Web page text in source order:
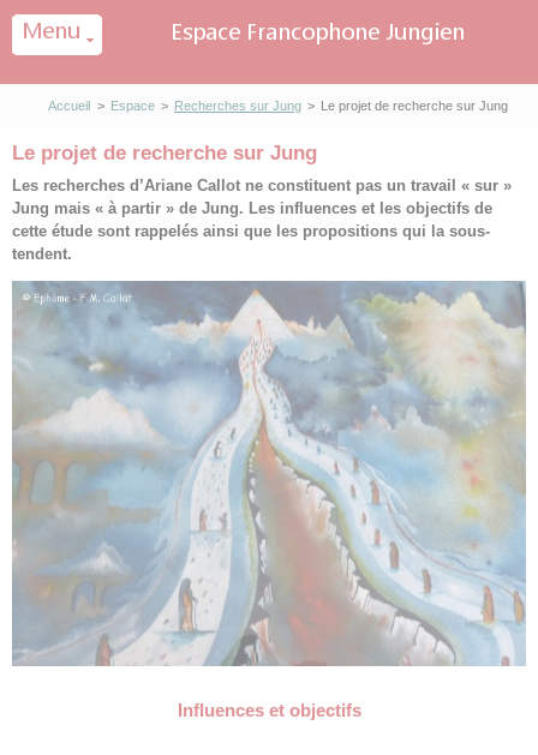
Accueil > Espace > Recherches sur Jung > Le projet de recherche sur Jung
Le projet de recherche sur Jung
Les recherches d’Ariane Callot ne constituent pas un travail « sur »
Jung mais « à partir » de Jung. Les influences et les objectifs de
cette étude sont rappelés ainsi que les propositions qui la sous-
tendent.
Influences et objectifs
Panneau de gestion des cookies